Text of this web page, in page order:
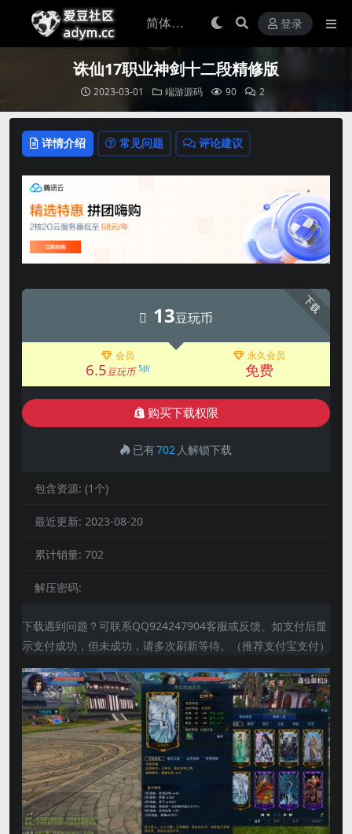
登录
诛仙17职业神剑十二段精修版
2023-03-01 端游源码 90 2
详情介绍 常见问题 评论建议
下载
13豆玩币
会员
6.5豆玩币 5折
永久会员
免费
购买下载权限
已有702 人解锁下载
包含资源: (1个)
最近更新: 2023-08-20
累计销量: 702
解压密码:
下载遇到问题？可联系QQ924247904客服或反馈。如支付后显
示支付成功，但未成功，请多次刷新等待。（推荐支付宝支付）